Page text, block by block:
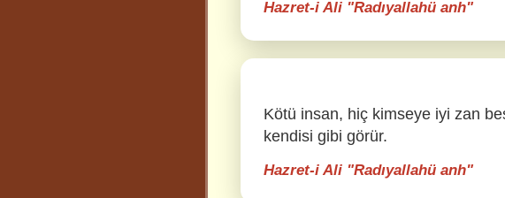
Hazret-i Ali "Radıyallahü anh"
Kötü insan, hiç kimseye iyi zan
kendisi gibi görür.
Hazret-i Ali "Radıyallahü anh"